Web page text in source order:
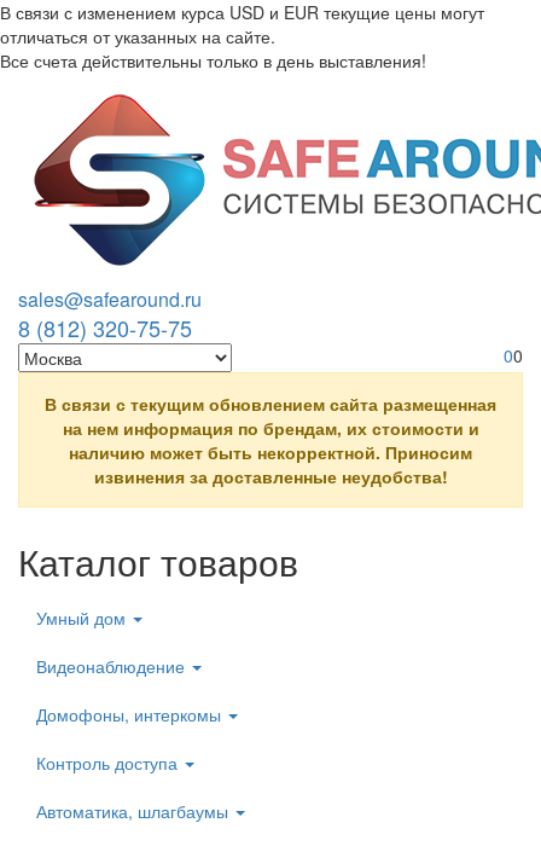
В связи с изменением курса USD и EUR текущие цены могут
отличаться от указанных на сайте.
Все счета действительны только в день выставления!
sales@safearound.ru
8 (812) 320-75-75
0
0
В связи с текущим обновлением сайта размещенная
на нем информация по брендам, их стоимости и
наличию может быть некорректной. Приносим
извинения за доставленные неудобства!
Каталог товаров
Умный дом
Видеонаблюдение
Домофоны, интеркомы
Контроль доступа
Автоматика, шлагбаумы